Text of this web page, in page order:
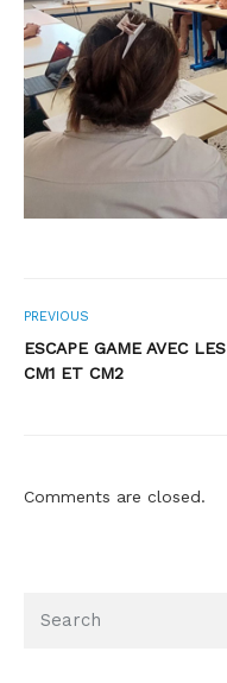
PREVIOUS
ESCAPE GAME AVEC LES
CM1 ET CM2
Comments are closed.